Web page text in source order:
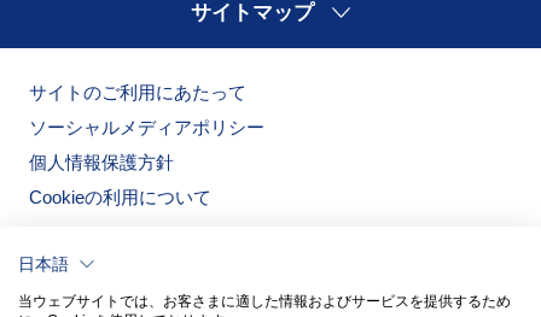
サイトマップ
サイトのご利用にあたって
ソーシャルメディアポリシー
個人情報保護方針
Cookieの利用について
日本語
当ウェブサイトでは、お客さまに適した情報およびサービスを提供するため